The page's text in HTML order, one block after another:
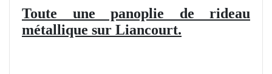
Toute une panoplie de rideau
métallique sur Liancourt.